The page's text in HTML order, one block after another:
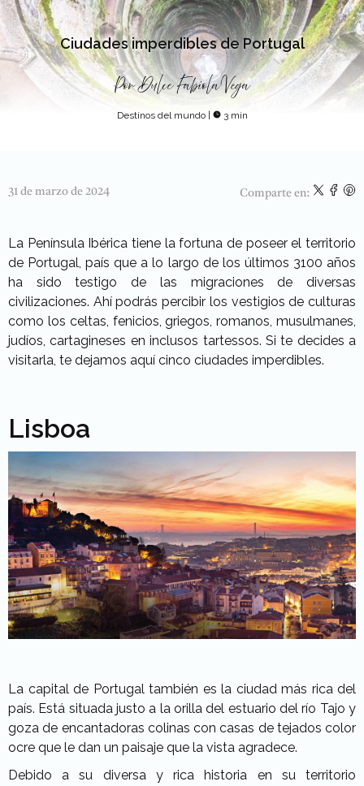
Ciudades imperdibles de Portugal
PorDulce Fabiola Vega
Destinos del mundo 3 min
31 de marzo de 2024 Comparte en:
La Península Ibérica tiene la fortuna de poseer el territorio
de Portugal, país que a lo largo de los últimos 3100 años
ha sido testigo de las migraciones de diversas
civilizaciones. Ahí podrás percibir los vestigios de culturas
como los celtas, fenicios, griegos, romanos, musulmanes,
judíos, cartagineses en inclusos tartessos. Si te decides a
visitarla, te dejamos aquí cinco ciudades imperdibles.
Lisboa
La capital de Portugal también es la ciudad más rica del
país. Está situada justo a la orilla del estuario del río Tajo y
goza de encantadoras colinas con casas de tejados color
ocre que le dan un paisaje que la vista agradece.
Debido a su diversa y rica historia en su territorio